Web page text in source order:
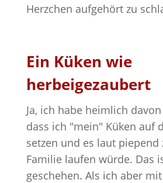
Herzchen aufgehört zu
Ein Küken wie
herbeigezaubert
Ja, ich habe heimlich
dass ich "mein" Küken auf
setzen und es laut piepend
Familie laufen würde. Das
geschehen. Als ich aber